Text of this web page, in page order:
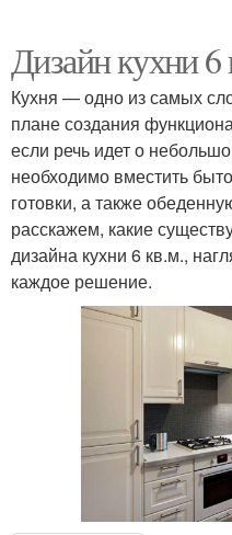
Дизайн кухни 6
Кухня — одно из самых
плане создания
если речь идет о
необходимо вместить
готовки, а также
расскажем, какие
дизайна кухни 6 кв.м.,
каждое решение.